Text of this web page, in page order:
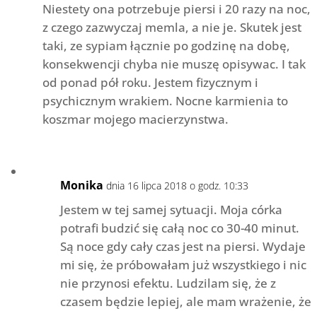
Niestety ona potrzebuje piersi i 20 razy na noc,
z czego zazwyczaj memla, a nie je. Skutek jest
taki, ze sypiam łącznie po godzinę na dobę,
konsekwencji chyba nie muszę opisywac. I tak
od ponad pół roku. Jestem fizycznym i
psychicznym wrakiem. Nocne karmienia to
koszmar mojego macierzynstwa.
Monika dnia 16 lipca 2018 o godz. 10:33
Jestem w tej samej sytuacji. Moja córka
potrafi budzić się całą noc co 30-40 minut.
Są noce gdy cały czas jest na piersi. Wydaje
mi się, że próbowałam już wszystkiego i nic
nie przynosi efektu. Ludzilam się, że z
czasem będzie lepiej, ale mam wrażenie, że